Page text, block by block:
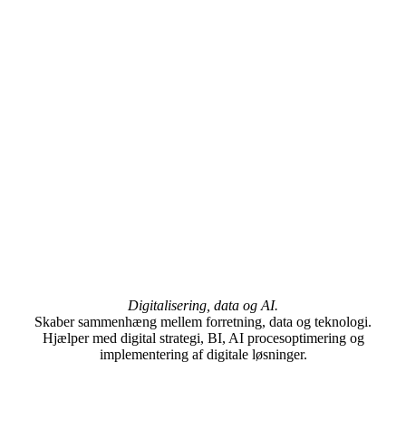
Digitalisering, data og AI.
Skaber sammenhæng mellem forretning, data og teknologi.
Hjælper med digital strategi, BI, AI procesoptimering og
implementering af digitale løsninger.